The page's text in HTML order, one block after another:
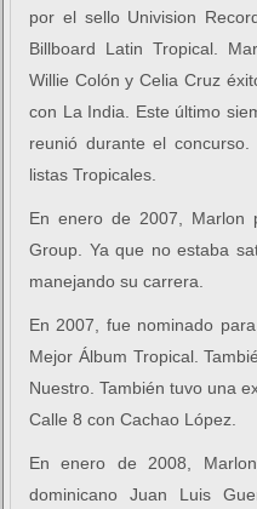
por el sello Univision
Billboard Latin Tropical.
Willie Colón y Celia Cruz
con La India. Este último
reunió durante el
listas Tropicales.
En enero de 2007, Marlon
Group. Ya que no estaba
manejando su carrera.
En 2007, fue nominado
Mejor Álbum Tropical.
Nuestro. También tuvo una
Calle 8 con Cachao López.
En enero de 2008,
dominicano Juan Luis